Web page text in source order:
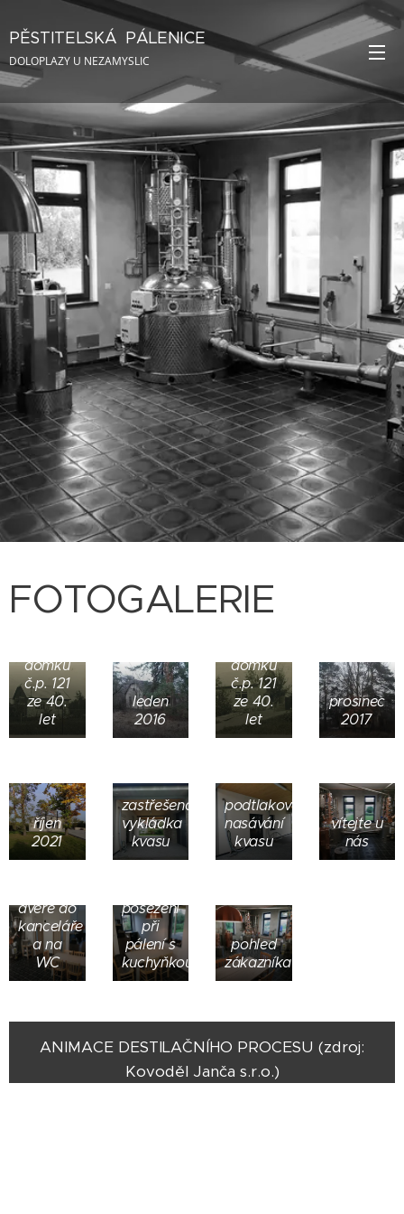
PĚSTITELSKÁ PÁLENICE
u Nezamyslic
DOLOPLAZY U NEZAMYSLIC
FOTOGALERIE
domku
č.p. 121
ze 40.
let
leden
2016
domku
č.p. 121
ze 40.
let
prosinec
2017
říjen
2021
zastřešená
vykládka
kvasu
podtlakové
nasávání
kvasu
vítejte u
nás
dveře do
kanceláře
a na
WC
posezení
při
pálení s
kuchyňkou
pohled
zákazníka
ANIMACE DESTILAČNÍHO PROCESU (zdroj:
Kovoděl Janča s.r.o.)